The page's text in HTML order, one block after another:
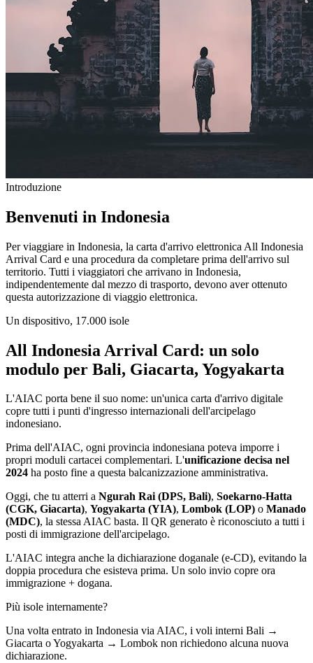
Introduzione
Benvenuti in Indonesia
Per viaggiare in Indonesia, la carta d'arrivo elettronica All Indonesia
Arrival Card e una procedura da completare prima dell'arrivo sul
territorio. Tutti i viaggiatori che arrivano in Indonesia,
indipendentemente dal mezzo di trasporto, devono aver ottenuto
questa autorizzazione di viaggio elettronica.
Un dispositivo, 17.000 isole
All Indonesia Arrival Card: un solo
modulo per Bali, Giacarta, Yogyakarta
L'AIAC porta bene il suo nome: un'unica carta d'arrivo digitale
copre tutti i punti d'ingresso internazionali dell'arcipelago
indonesiano.
Prima dell'AIAC, ogni provincia indonesiana poteva imporre i
propri moduli cartacei complementari. L'unificazione decisa nel
2024 ha posto fine a questa balcanizzazione amministrativa.
Oggi, che tu atterri a Ngurah Rai (DPS, Bali), Soekarno-Hatta
(CGK, Giacarta), Yogyakarta (YIA), Lombok (LOP) o Manado
(MDC), la stessa AIAC basta. Il QR generato è riconosciuto a tutti i
posti di immigrazione dell'arcipelago.
L'AIAC integra anche la dichiarazione doganale (e-CD), evitando la
doppia procedura che esisteva prima. Un solo invio copre ora
immigrazione + dogana.
Più isole internamente?
Una volta entrato in Indonesia via AIAC, i voli interni Bali →
Giacarta o Yogyakarta → Lombok non richiedono alcuna nuova
dichiarazione.